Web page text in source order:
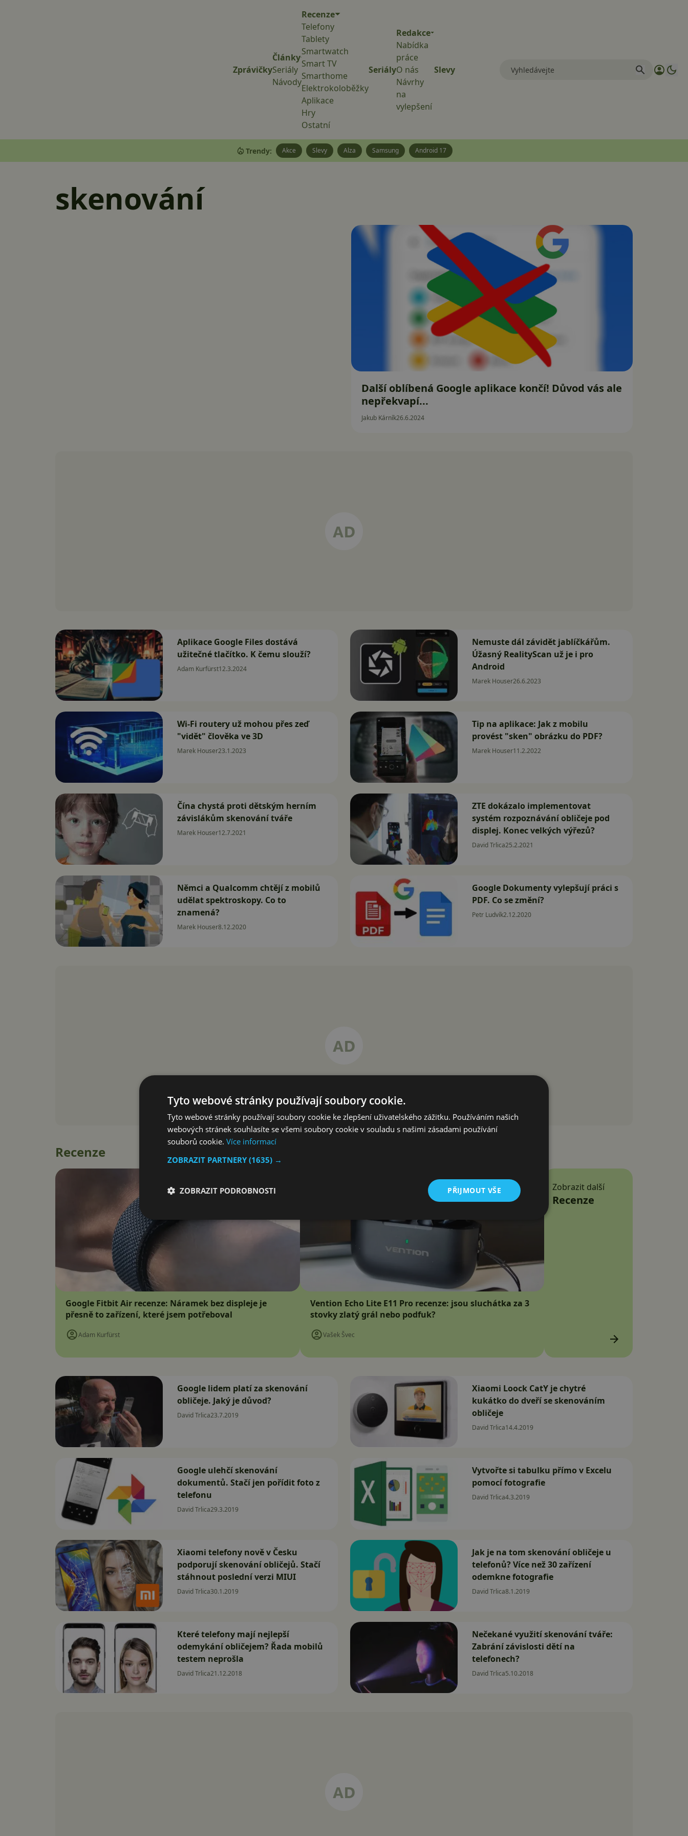
Zprávičky
Články
Seriály
Návody
Recenze
Telefony
Tablety
Smartwatch
Smart TV
Smarthome
Elektrokoloběžky
Aplikace
Hry
Ostatní
Seriály
Redakce
Nabídka
práce
O nás
Návrhy
na
vylepšení
Slevy
Trendy: Akce Slevy Alza Samsung Android 17
skenování
Další oblíbená Google aplikace končí! Důvod vás ale
nepřekvapí...
Jakub Kárník26.6.2024
Aplikace Google Files dostává
užitečné tlačítko. K čemu slouží?
Adam Kurfürst12.3.2024
Nemuste dál závidět jablíčkářům.
Úžasný RealityScan už je i pro
Android
Marek Houser26.6.2023
Wi-Fi routery už mohou přes zeď
"vidět" člověka ve 3D
Marek Houser23.1.2023
Tip na aplikace: Jak z mobilu
provést "sken" obrázku do PDF?
Marek Houser11.2.2022
Čína chystá proti dětským herním
závislákům skenování tváře
Marek Houser12.7.2021
ZTE dokázalo implementovat
systém rozpoznávání obličeje pod
displej. Konec velkých výřezů?
David Trlica25.2.2021
Němci a Qualcomm chtějí z mobilů
udělat spektroskopy. Co to
znamená?
Marek Houser8.12.2020
Google Dokumenty vylepšují práci s
PDF. Co se změní?
Petr Ludvík2.12.2020
Recenze
Google Fitbit Air recenze: Náramek bez displeje je
přesně to zařízení, které jsem potřeboval
Adam Kurfürst
Vention Echo Lite E11 Pro recenze: jsou sluchátka za 3
stovky zlatý grál nebo podfuk?
Vašek Švec
Zobrazit další
Recenze
Google lidem platí za skenování
obličeje. Jaký je důvod?
David Trlica23.7.2019
Xiaomi Loock CatY je chytré
kukátko do dveří se skenováním
obličeje
David Trlica14.4.2019
Google ulehčí skenování
dokumentů. Stačí jen pořídit foto z
telefonu
David Trlica29.3.2019
Vytvořte si tabulku přímo v Excelu
pomocí fotografie
David Trlica4.3.2019
Xiaomi telefony nově v Česku
podporují skenování obličejů. Stačí
stáhnout poslední verzi MIUI
David Trlica30.1.2019
Jak je na tom skenování obličeje u
telefonů? Více než 30 zařízení
odemkne fotografie
David Trlica8.1.2019
Které telefony mají nejlepší
odemykání obličejem? Řada mobilů
testem neprošla
David Trlica21.12.2018
Nečekané využití skenování tváře:
Zabrání závislosti dětí na
telefonech?
David Trlica5.10.2018
Tyto webové stránky používají soubory cookie.
Tyto webové stránky používají soubory cookie ke zlepšení uživatelského zážitku. Používáním našich
webových stránek souhlasíte se všemi soubory cookie v souladu s našimi zásadami používání
souborů cookie. Více informací
ZOBRAZIT PARTNERY(1635) →
PŘIJMOUT VŠE
ZOBRAZIT PODROBNOSTI